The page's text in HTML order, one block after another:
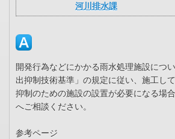
河川排水課
開発行為などにかかる雨水処理施設につ
出抑制技術基準」の規定に従い、施工し
抑制のための施設の設置が必要になる場
へご相談ください。
参考ページ